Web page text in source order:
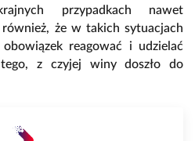
przypadkach nawet
że w takich sytuacjach
reagować i udzielać
z czyjej winy doszło do